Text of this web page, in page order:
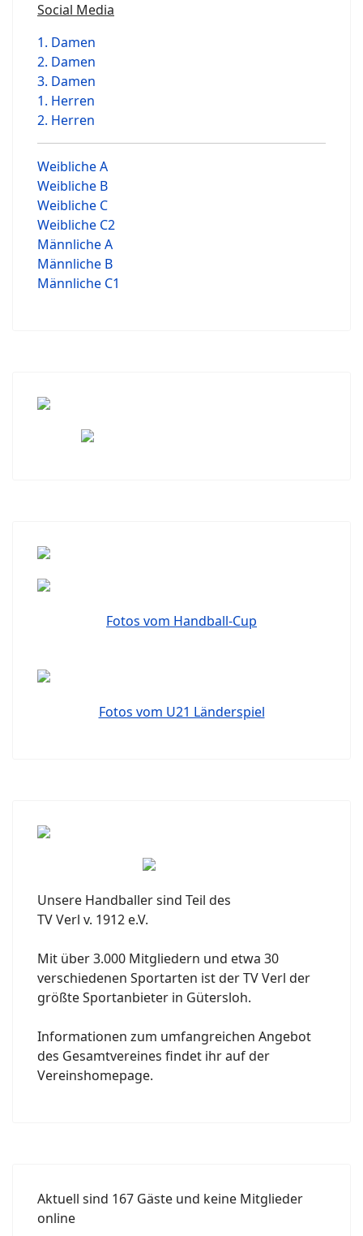
Social Media
1. Damen
2. Damen
3. Damen
1. Herren
2. Herren
Weibliche A
Weibliche B
Weibliche C
Weibliche C2
Männliche A
Männliche B
Männliche C1
Fotos vom Handball-Cup
Fotos vom U21 Länderspiel
Unsere Handballer sind Teil des
TV Verl v. 1912 e.V.
Mit über 3.000 Mitgliedern und etwa 30
verschiedenen Sportarten ist der TV Verl der
größte Sportanbieter in Gütersloh.
Informationen zum umfangreichen Angebot
des Gesamtvereines findet ihr auf der
Vereinshomepage.
Aktuell sind 167 Gäste und keine Mitglieder
online